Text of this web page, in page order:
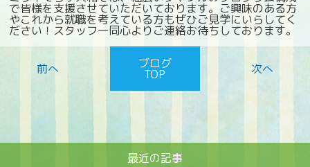
で皆様を支援させていただいております。ご興味のある方
やこれから就職を考えている方もぜひご見学にいらしてく
ださい！スタッフ一同心よりご連絡お待ちしております。
ブログ
TOP
最近の記事